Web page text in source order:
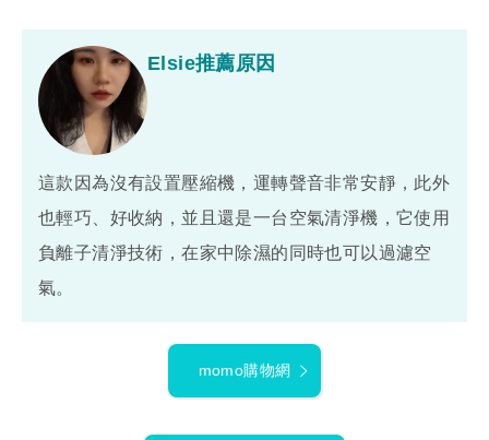
Elsie推薦原因
這款因為沒有設置壓縮機，運轉聲音非常安靜，此外
也輕巧、好收納，並且還是一台空氣清淨機，它使用
負離子清淨技術，在家中除濕的同時也可以過濾空
氣。
momo購物網